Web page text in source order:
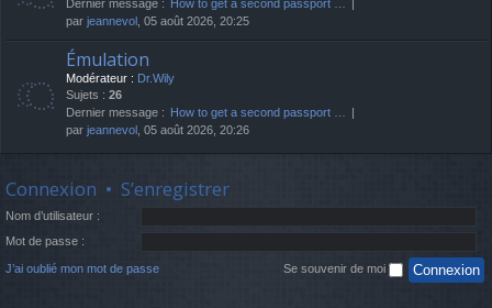
Dernier message : How to get a second passport …
par jeannevol , 05 août 2026, 20:25
Émulation
Modérateur : Dr.Wily
Sujets : 26
Dernier message : How to get a second passport …
par jeannevol , 05 août 2026, 20:26
Connexion • S’enregistrer
Nom d’utilisateur :
Mot de passe :
J’ai oublié mon mot de passe Se souvenir de moi